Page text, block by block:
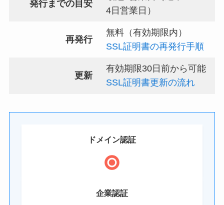
発行までの目安
4日営業日）
再発行
無料（有効期限内）
SSL証明書の再発行手順
更新
有効期限30日前から可能
SSL証明書更新の流れ
ドメイン認証
企業認証